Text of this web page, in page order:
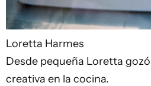
Loretta Harmes
Desde pequeña Loretta
creativa en la cocina.